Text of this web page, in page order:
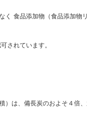
く 食品添加物（食品添加物
されています。
）は、備長炭のおよそ４倍